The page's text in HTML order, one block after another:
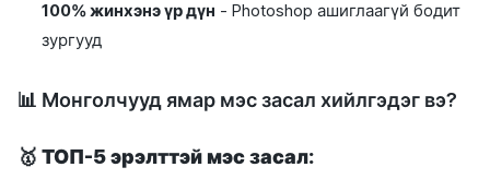
100% жинхэнэ үр дүн - Photoshop ашиглаагүй бодит
зургууд
📊 Монголчууд ямар мэс засал хийлгэдэг вэ?
🥇 ТОП-5 эрэлттэй мэс засал: